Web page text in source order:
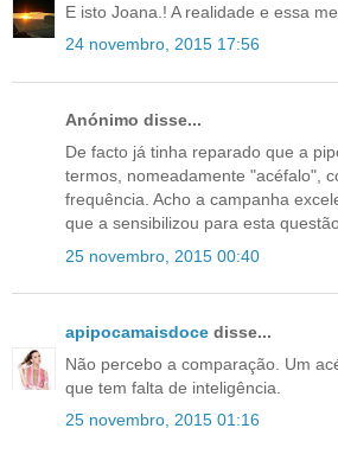
E isto Joana.! A realidade e essa
24 novembro, 2015 17:56
Anónimo disse...
De facto já tinha reparado que a
termos, nomeadamente "acéfalo",
frequência. Acho a campanha
que a sensibilizou para esta
25 novembro, 2015 00:40
apipocamaisdoce disse...
Não percebo a comparação. Um
que tem falta de inteligência.
25 novembro, 2015 01:16